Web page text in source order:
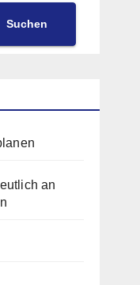
Suchen
an